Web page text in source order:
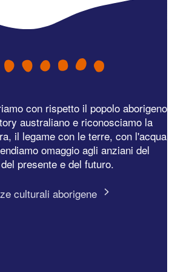
con rispetto il popolo aborigeno
australiano e riconosciamo la
il legame con le terre, con l'acqua
omaggio agli anziani del
presente e del futuro.
culturali aborigene